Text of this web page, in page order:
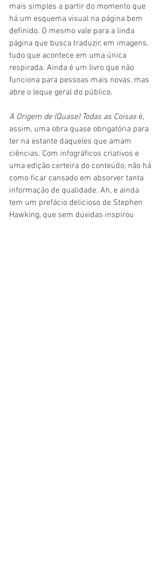
mais simples a partir do momento que
há um esquema visual na página bem
definido. O mesmo vale para a linda
página que busca traduzir, em imagens,
tudo que acontece em uma única
respirada. Ainda é um livro que não
funciona para pessoas mais novas, mas
abre o leque geral do público.
A Origem de (Quase) Todas as Coisas é,
assim, uma obra quase obrigatória para
ter na estante daqueles que amam
ciências. Com infográficos criativos e
uma edição certeira do conteúdo, não há
como ficar cansado em absorver tanta
informação de qualidade. Ah, e ainda
tem um prefácio delicioso de Stephen
Hawking, que sem dúvidas inspirou